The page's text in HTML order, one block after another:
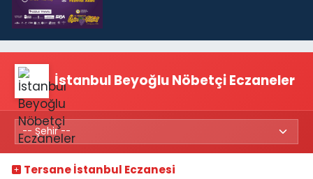
İstanbul Beyoğlu Nöbetçi Eczaneler
Tersane İstanbul Eczanesi